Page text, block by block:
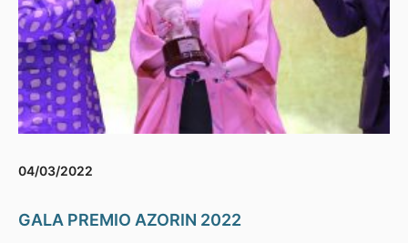
04/03/2022
GALA PREMIO AZORIN 2022